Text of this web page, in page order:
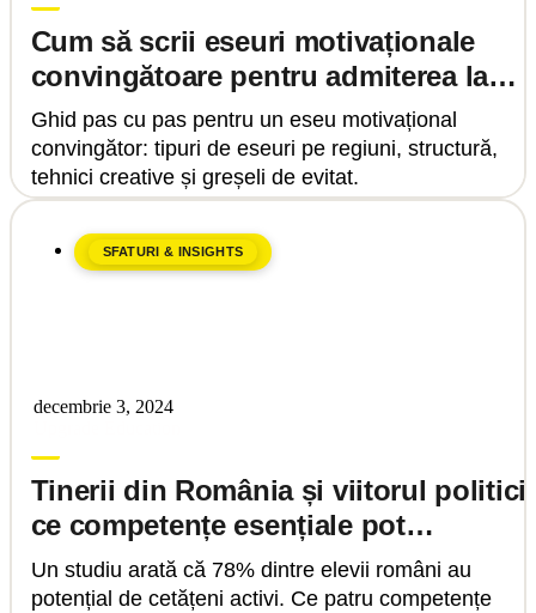
Cum să scrii eseuri motivaționale
convingătoare pentru admiterea la
universități de top
Ghid pas cu pas pentru un eseu motivațional
convingător: tipuri de eseuri pe regiuni, structură,
tehnici creative și greșeli de evitat.
SFATURI & INSIGHTS
decembrie 3, 2024
Tinerii din România și viitorul
ce competențe esențiale pot
transforma implicarea civică
Un studiu arată că 78% dintre elevii români au
potențial de cetățeni activi. Ce patru competențe